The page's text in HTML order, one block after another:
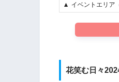
▲ イベントエリア
花笑む日々